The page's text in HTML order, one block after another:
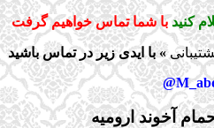
کنیدبا شما تماس خواهیم گرفت
» با ایدی زیر در تماس باشید
آخوند ارومیه